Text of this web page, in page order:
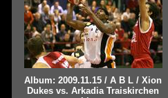
Album: 2009.11.15 / A B L / Xion
Dukes vs. Arkadia Traiskirchen